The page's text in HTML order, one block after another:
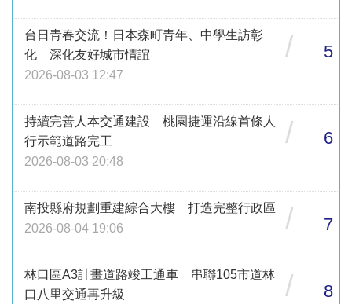
台日青春交流！日本森町青年、中學生訪彰
化 深化友好城市情誼
2026-08-03 12:47
/ 5
持續完善人本交通建設 桃園捷運沿線首條人
行示範道路完工
2026-08-03 20:48
/ 6
南投縣府規劃重建綜合大樓 打造完整行政區
2026-08-04 19:06
/ 7
林口區A3計畫道路竣工通車 串聯105市道林
口八里交通再升級
/ 8